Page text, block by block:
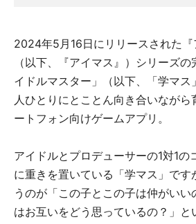
2024年5月16日にリリースされた『
（以下、『アイマス』）シリーズ
イドルマスター」（以下、「学マス
人ひとりにとことん向き合いながら
ートフォン向けゲームアプリ。
アイドルとプロデューサーの1対1の
に重きを置いている「学マス」です
うのが「この子とこの子は仲がいい
はお互いをどう思っているの？」と